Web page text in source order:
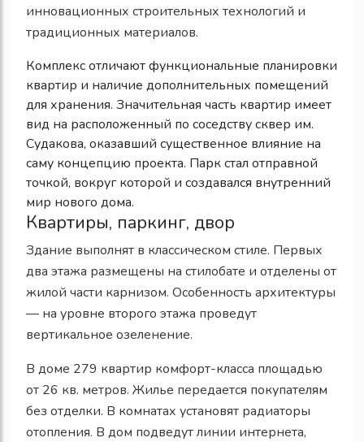
инновационных строительных технологий и
традиционных материалов.
Комплекс отличают функциональные планировки
квартир и наличие дополнительных помещений
для хранения. Значительная часть квартир имеет
вид на расположенный по соседству сквер им.
Судакова, оказавший существенное влияние на
саму концепцию проекта. Парк стал отправной
точкой, вокруг которой и создавался внутренний
мир нового дома.
Квартиры, паркинг, двор
Здание выполнят в классическом стиле. Первых
два этажа размещены на стилобате и отделены от
жилой части карнизом. Особенность архитектуры
— на уровне второго этажа проведут
вертикальное озеленение.
В доме 279 квартир комфорт-класса площадью
от 26 кв. метров. Жилье передается покупателям
без отделки. В комнатах установят радиаторы
отопления. В дом подведут линии интернета,